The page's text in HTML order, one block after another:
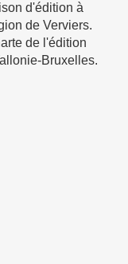
d'édition à
de Verviers.
de l'édition
Bruxelles.